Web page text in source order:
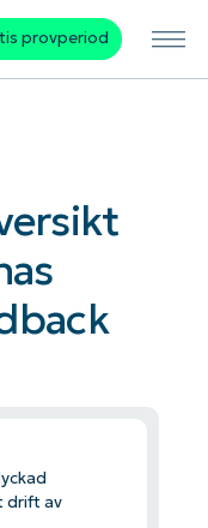
provperiod
drift av